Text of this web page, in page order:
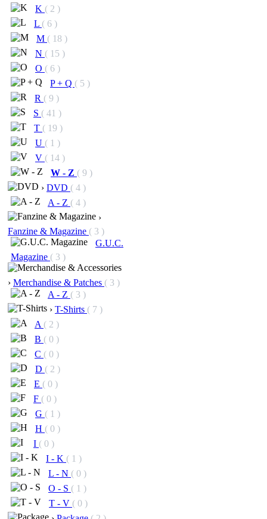
K ( 2 )
L ( 6 )
M ( 18 )
N ( 15 )
O ( 6 )
P + Q ( 5 )
R ( 9 )
S ( 41 )
T ( 19 )
U ( 1 )
V ( 14 )
W - Z ( 9 )
› DVD ( 4 )
A - Z ( 4 )
›
Fanzine & Magazine ( 3 )
G.U.C.
Magazine ( 3 )
› Merchandise & Patches ( 3 )
A - Z ( 3 )
› T-Shirts ( 7 )
A ( 2 )
B ( 0 )
C ( 0 )
D ( 2 )
E ( 0 )
F ( 0 )
G ( 1 )
H ( 0 )
I ( 0 )
I - K ( 1 )
L - N ( 0 )
O - S ( 1 )
T - V ( 0 )